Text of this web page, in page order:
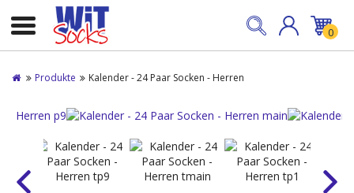
0
Produkte Kalender - 24 Paar Socken - Herren